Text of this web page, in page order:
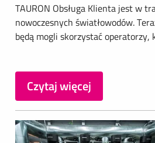
TAURON Obsługa Klienta jest w
nowoczesnych światłowodów.
będą mogli skorzystać operatorzy,
Czytaj więcej